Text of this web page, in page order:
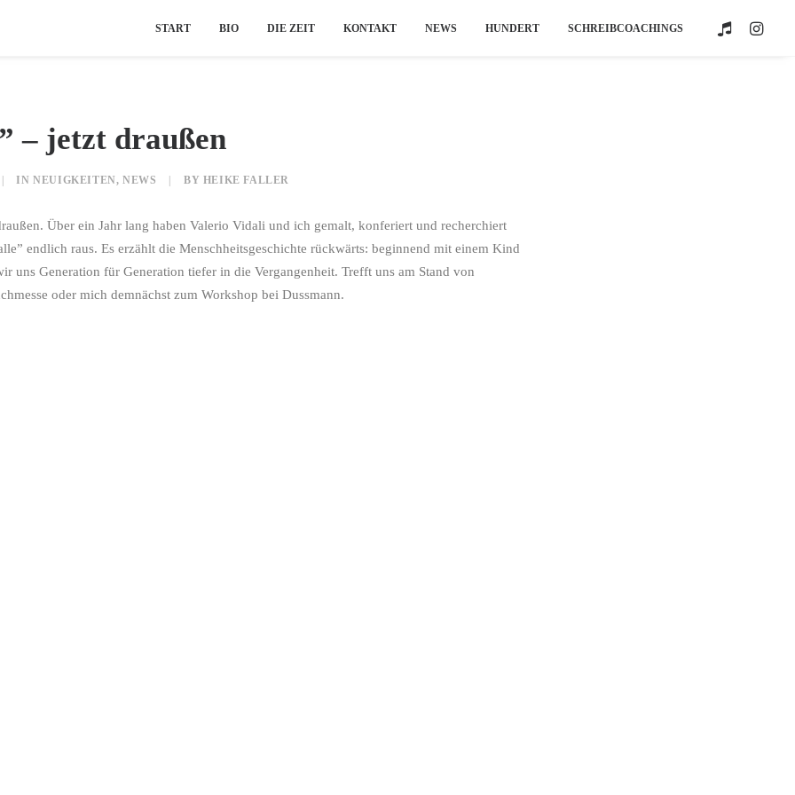
START BIO DIE ZEIT KONTAKT NEWS HUNDERT SCHREIBCOACHINGS
– jetzt draußen
INNEUIGKEITEN,NEWS BY HEIKE FALLER
Über ein Jahr lang haben Valerio Vidali und ich gemalt, konferiert und recherchiert
endlich raus. Es erzählt die Menschheitsgeschichte rückwärts: beginnend mit einem Kind
uns Generation für Generation tiefer in die Vergangenheit. Trefft uns am Stand von
oder mich demnächst zum Workshop bei Dussmann.